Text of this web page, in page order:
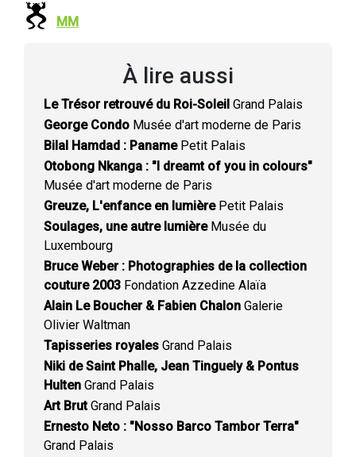
MM
À lire aussi
Le Trésor retrouvé du Roi-Soleil Grand Palais
George Condo Musée d'art moderne de Paris
Bilal Hamdad : PanamePetit Palais
Otobong Nkanga : "I dreamt of you in colours"
Musée d'art moderne de Paris
Greuze, L'enfance en lumièrePetit Palais
Soulages, une autre lumièreMusée du
Luxembourg
Bruce Weber : Photographies de la collection
couture 2003 Fondation Azzedine Alaïa
Alain Le Boucher & Fabien Chalon Galerie
Olivier Waltman
Tapisseries royales Grand Palais
Niki de Saint Phalle, Jean Tinguely & Pontus
Hulten Grand Palais
Art BrutGrand Palais
Ernesto Neto : "Nosso Barco Tambor Terra"
Grand Palais